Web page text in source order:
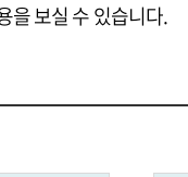
을 보실 수 있습니다.